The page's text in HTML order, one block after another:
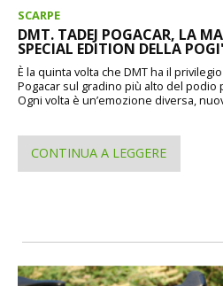
SCARPE
DMT. TADEJ POGACAR, LA
SPECIAL EDITION DELLA
È la quinta volta che DMT ha il
Pogacar sul gradino più alto del podio
Ogni volta è un’emozione diversa,
CONTINUA A LEGGERE